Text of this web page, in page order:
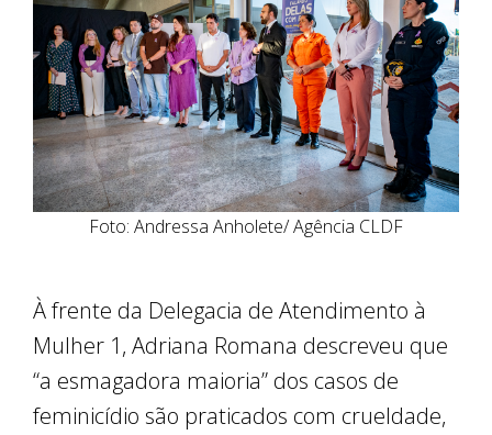
Foto: Andressa Anholete/ Agência CLDF
À frente da Delegacia de Atendimento à
Mulher 1, Adriana Romana descreveu que
“a esmagadora maioria” dos casos de
feminicídio são praticados com crueldade,